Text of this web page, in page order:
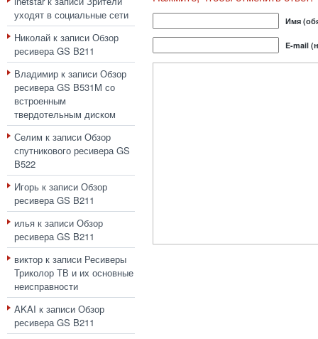
уходят в социальные сети
Николай к записи Обзор
ресивера GS B211
Владимир к записи Обзор
ресивера GS B531M со
встроенным
твердотельным диском
Селим к записи Обзор
спутникового ресивера GS
B522
Игорь к записи Обзор
ресивера GS B211
илья к записи Обзор
ресивера GS B211
виктор к записи Ресиверы
Триколор ТВ и их основные
неисправности
AKAI к записи Обзор
ресивера GS B211
Имя
E-mail